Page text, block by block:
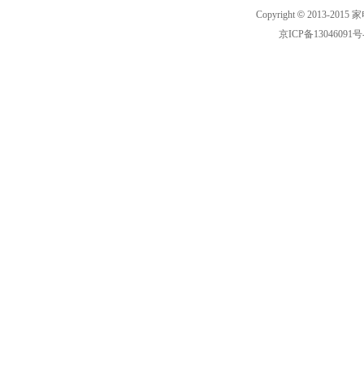
Copyright © 2013-2015
京ICP备13046091号